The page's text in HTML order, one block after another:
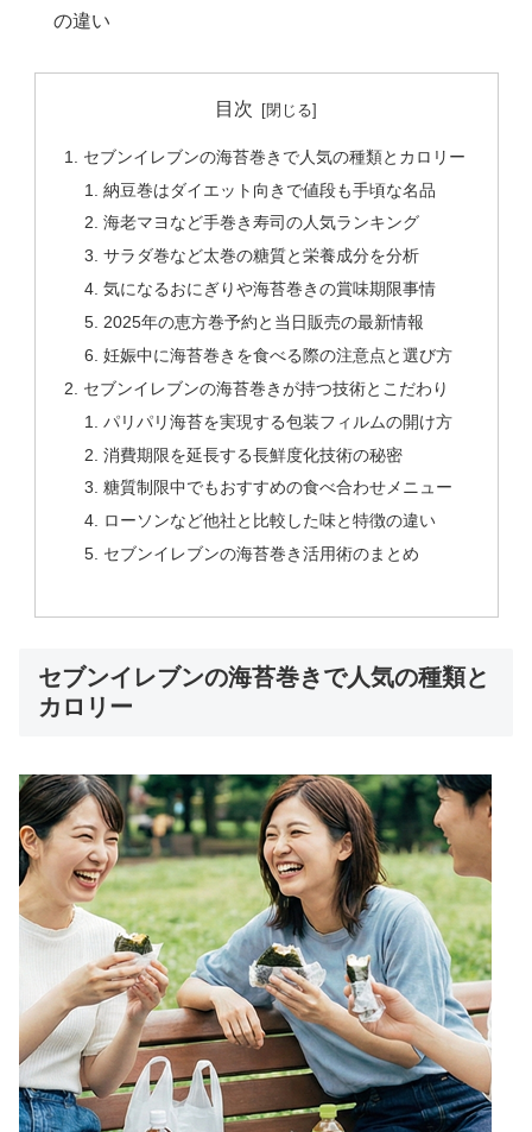
の違い
目次
セブンイレブンの海苔巻きで人気の種類とカロリー
納豆巻はダイエット向きで値段も手頃な名品
海老マヨなど手巻き寿司の人気ランキング
サラダ巻など太巻の糖質と栄養成分を分析
気になるおにぎりや海苔巻きの賞味期限事情
2025年の恵方巻予約と当日販売の最新情報
妊娠中に海苔巻きを食べる際の注意点と選び方
セブンイレブンの海苔巻きが持つ技術とこだわり
パリパリ海苔を実現する包装フィルムの開け方
消費期限を延長する長鮮度化技術の秘密
糖質制限中でもおすすめの食べ合わせメニュー
ローソンなど他社と比較した味と特徴の違い
セブンイレブンの海苔巻き活用術のまとめ
セブンイレブンの海苔巻きで人気の種類と
カロリー